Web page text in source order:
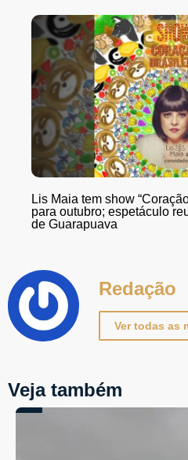
Lis Maia tem show
para outubro; espetáculo
de Guarapuava
Redação
Ver todas as
Veja também